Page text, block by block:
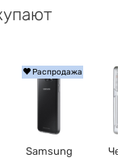
Распродажа
Samsung